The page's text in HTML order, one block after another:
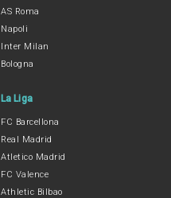
AS Roma
Napoli
Inter Milan
Bologna
La Liga
FC Barcellona
Real Madrid
Atletico Madrid
FC Valence
Athletic Bilbao